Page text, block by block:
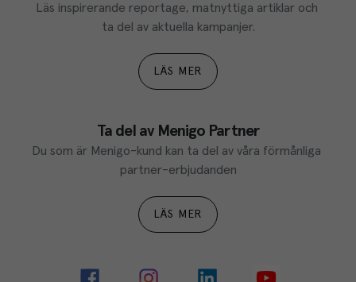
Läs inspirerande reportage, matnyttiga artiklar och
ta del av aktuella kampanjer.
LÄS MER
Ta del av Menigo Partner
Du som är Menigo-kund kan ta del av våra förmånliga
partner-erbjudanden
LÄS MER